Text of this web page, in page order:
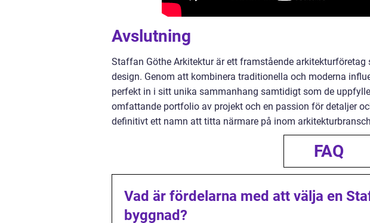
Avslutning
Staffan Göthe Arkitektur är ett framstående
design. Genom att kombinera traditionella och moderna
perfekt in i sitt unika sammanhang samtidigt som de
omfattande portfolio av projekt och en passion för detaljer
definitivt ett namn att titta närmare på inom
FAQ
Vad är fördelarna med att välja en
byggnad?